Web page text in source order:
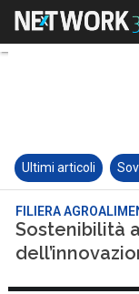
Ultimi articoli
FILIERA
Sostenibilità